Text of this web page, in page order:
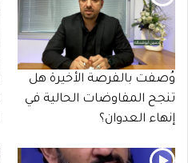
وُصفت بالفرصة الأخيرة هل
تنجح المفاوضات الحالية في
إنهاء العدوان؟